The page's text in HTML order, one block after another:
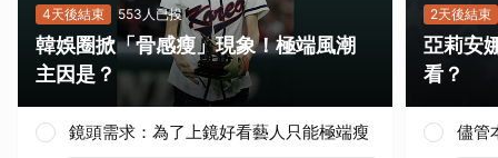
了、又反擊了、又道真相了、又炸鍋了、又抖出了、又氣炸
了、又吐了、又高EQ回應了、又證實了、又回答了、又澄
清了、又歪摟了、又開轟了、「震撼彈！小時候驚爆不讀
書，長大無預警當記者！」
4天後結束 553人已投
韓娛圈掀「骨感瘦」現象！極端風潮
主因是？
鏡頭需求：為了上鏡好看藝人只能極端瘦
2天後結束
亞莉安
看？
儘管